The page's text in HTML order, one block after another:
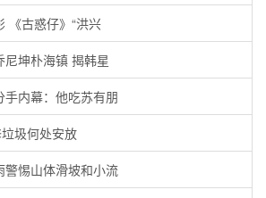
《古惑仔》“洪兴
坤朴海镇 揭韩星
内幕：他吃苏有朋
圾何处安放
警惕山体滑坡和小流